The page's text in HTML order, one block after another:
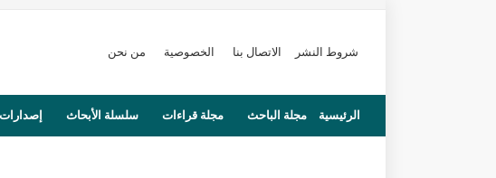
شروط النشر الاتصال بنا الخصوصية من نحن
الرئيسية مجلة الباحث مجلة قراءات سلسلة الأبحاث